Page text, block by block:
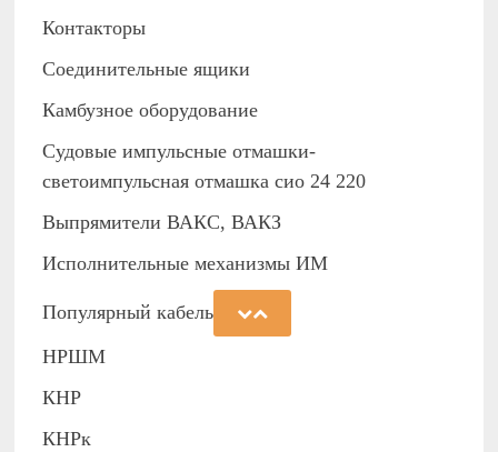
Контакторы
Соединительные ящики
Камбузное оборудование
Судовые импульсные отмашки-
светоимпульсная отмашка сио 24 220
Выпрямители ВАКС, ВАКЗ
Исполнительные механизмы ИМ
Популярный кабель
НРШМ
КНР
КНРк